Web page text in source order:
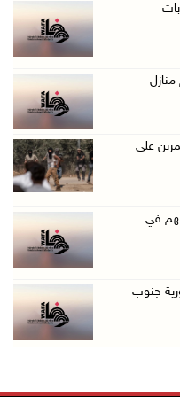
جيسون ...
ي ...
...
بعزل القدس ...
بلدة دي ...
على
في
جنوب